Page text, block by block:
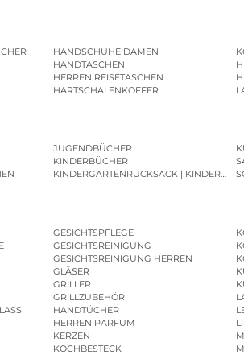
HANDSCHUHE DAMEN
HANDTASCHEN
HERREN REISETASCHEN
HARTSCHALENKOFFER
JUGENDBÜCHER
KINDERBÜCHER
KINDERGARTENRUCKSACK |
GESICHTSPFLEGE
GESICHTSREINIGUNG
GESICHTSREINIGUNG HERREN
GLÄSER
GRILLER
GRILLZUBEHÖR
HANDTÜCHER
HERREN PARFUM
KERZEN
KOCHBESTECK